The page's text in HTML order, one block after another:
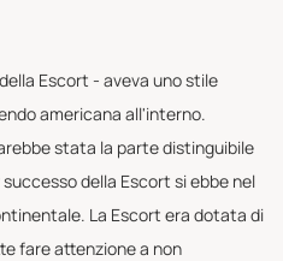
Escort - aveva uno stile
americana all'interno.
stata la parte distinguibile
della Escort si ebbe nel
La Escort era dotata di
fare attenzione a non